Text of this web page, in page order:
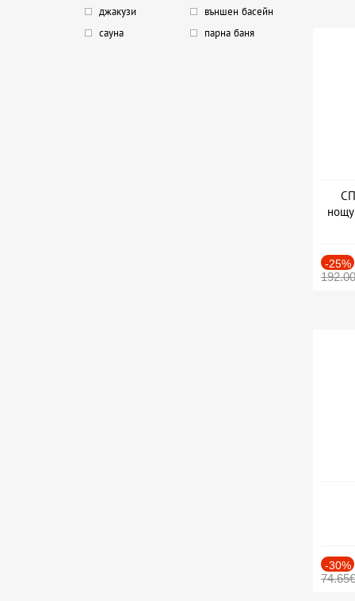
джакузи
външен басейн
сауна
парна баня
-25%
-30%
74.65€